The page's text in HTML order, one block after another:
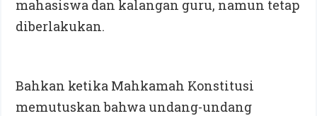
mahasiswa dan kalangan guru, namun tetap
diberlakukan.
Bahkan ketika Mahkamah Konstitusi
memutuskan bahwa undang-undang